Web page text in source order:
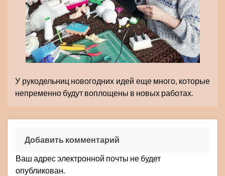
У рукодельниц новогодних идей еще много, которые
непременно будут воплощены в новых работах.
Добавить комментарий
Ваш адрес электронной почты не будет
опубликован.